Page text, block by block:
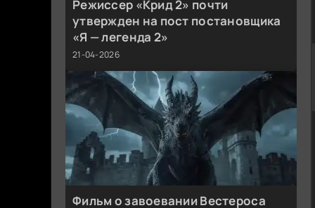
Режиссер «Крид 2» почти
утвержден на пост постановщика
«Я — легенда 2»
21-04-2026
Фильм о завоевании Вестероса